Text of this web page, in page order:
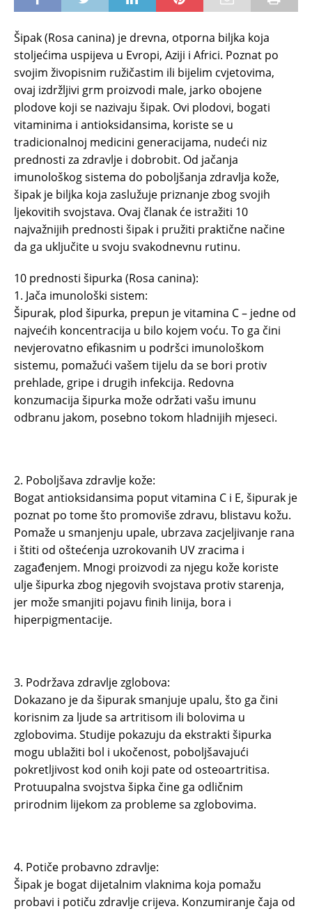
Šipak (Rosa canina) je drevna, otporna biljka koja
stoljećima uspijeva u Evropi, Aziji i Africi. Poznat po
svojim živopisnim ružičastim ili bijelim cvjetovima,
ovaj izdržljivi grm proizvodi male, jarko obojene
plodove koji se nazivaju šipak. Ovi plodovi, bogati
vitaminima i antioksidansima, koriste se u
tradicionalnoj medicini generacijama, nudeći niz
prednosti za zdravlje i dobrobit. Od jačanja
imunološkog sistema do poboljšanja zdravlja kože,
šipak je biljka koja zaslužuje priznanje zbog svojih
ljekovitih svojstava. Ovaj članak će istražiti 10
najvažnijih prednosti šipak i pružiti praktične načine
da ga uključite u svoju svakodnevnu rutinu.
10 prednosti šipurka (Rosa canina):
1. Jača imunološki sistem:
Šipurak, plod šipurka, prepun je vitamina C – jedne od
najvećih koncentracija u bilo kojem voću. To ga čini
nevjerovatno efikasnim u podršci imunološkom
sistemu, pomažući vašem tijelu da se bori protiv
prehlade, gripe i drugih infekcija. Redovna
konzumacija šipurka može održati vašu imunu
odbranu jakom, posebno tokom hladnijih mjeseci.
2. Poboljšava zdravlje kože:
Bogat antioksidansima poput vitamina C i E, šipurak je
poznat po tome što promoviše zdravu, blistavu kožu.
Pomaže u smanjenju upale, ubrzava zacjeljivanje rana
i štiti od oštećenja uzrokovanih UV zracima i
zagađenjem. Mnogi proizvodi za njegu kože koriste
ulje šipurka zbog njegovih svojstava protiv starenja,
jer može smanjiti pojavu finih linija, bora i
hiperpigmentacije.
3. Podržava zdravlje zglobova:
Dokazano je da šipurak smanjuje upalu, što ga čini
korisnim za ljude sa artritisom ili bolovima u
zglobovima. Studije pokazuju da ekstrakti šipurka
mogu ublažiti bol i ukočenost, poboljšavajući
pokretljivost kod onih koji pate od osteoartritisa.
Protuupalna svojstva šipka čine ga odličnim
prirodnim lijekom za probleme sa zglobovima.
4. Potiče probavno zdravlje:
Šipak je bogat dijetalnim vlaknima koja pomažu
probavi i potiču zdravlje crijeva. Konzumiranje čaja od